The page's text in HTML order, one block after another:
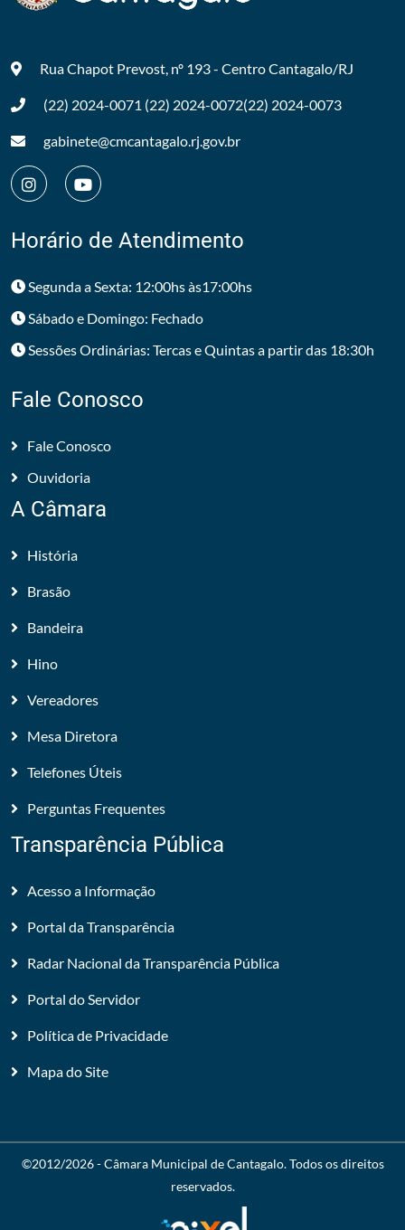
Rua Chapot Prevost, nº 193 - CentroCantagalo/RJ
(22) 2024-0071 (22) 2024-0072(22) 2024-0073
gabinete@cmcantagalo.rj.gov.br
Horário de Atendimento
Segunda a Sexta: 12:00hs às17:00hs
Sábado e Domingo: Fechado
Sessões Ordinárias: Tercas e Quintas a partir das 18:30h
Fale Conosco
Fale Conosco
Ouvidoria
A Câmara
História
Brasão
Bandeira
Hino
Vereadores
Mesa Diretora
Telefones Úteis
Perguntas Frequentes
Transparência Pública
Acesso a Informação
Portal da Transparência
Radar Nacional da Transparência Pública
Portal do Servidor
Política de Privacidade
Mapa do Site
©2012/2026 -Câmara Municipal de Cantagalo. Todos os direitos
reservados.